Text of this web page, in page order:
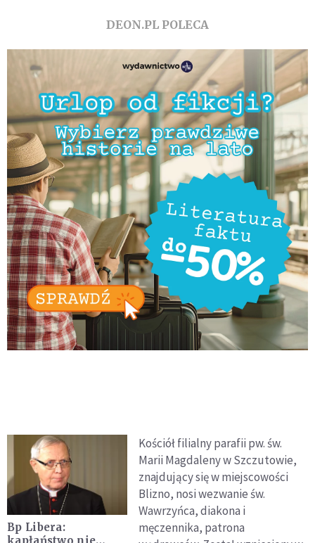
DEON.PL POLECA
Bp Libera:
Kościół filialny parafii pw. św.
Marii Magdaleny w Szczutowie,
znajdujący się w miejscowości
Blizno, nosi wezwanie św.
Wawrzyńca, diakona i
męczennika, patrona